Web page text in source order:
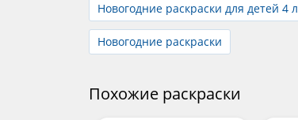
Новогодние раскраски для детей 4
Новогодние раскраски
Похожие раскраски